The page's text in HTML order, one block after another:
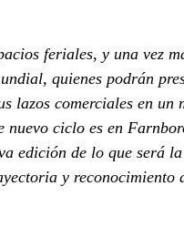
feriales, y una vez
quienes podrán
lazos comerciales en un
ciclo es en
edición de lo que será la
y reconocimiento